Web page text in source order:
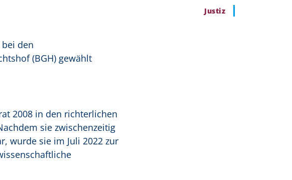
Justiz
den
(BGH) gewählt
2008 in den richterlichen
sie zwischenzeitig
wurde sie im Juli 2022 zur